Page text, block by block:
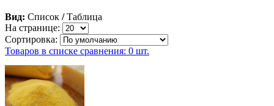
Вид: Список / Таблица
На странице:
Сортировка:
Товаров в списке сравнения: 0 шт.